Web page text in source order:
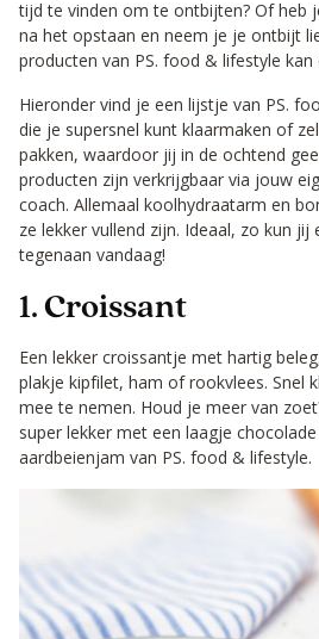
tijd te vinden om te ontbijten? Of heb
na het opstaan en neem je je ontbijt
producten van PS. food & lifestyle kan
Hieronder vind je een lijstje van PS.
die je supersnel kunt klaarmaken of
pakken, waardoor jij in de ochtend
producten zijn verkrijgbaar via jouw
coach. Allemaal koolhydraatarm en
ze lekker vullend zijn. Ideaal, zo kun jij
tegenaan vandaag!
1. Croissant
Een lekker croissantje met hartig
plakje kipfilet, ham of rookvlees. Snel
mee te nemen. Houd je meer van
super lekker met een laagje
aardbeienjam van PS. food & lifestyle.